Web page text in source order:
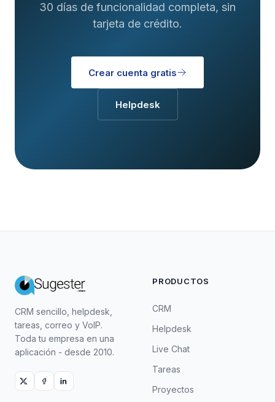
30 días de funcionalidad completa, sin
tarjeta de crédito.
Crear cuenta gratis
Helpdesk
CRM sencillo, helpdesk,
tareas, correo y VoIP.
Toda tu empresa en una
aplicación - desde 2010.
PRODUCTOS
CRM
Helpdesk
Live Chat
Tareas
Proyectos